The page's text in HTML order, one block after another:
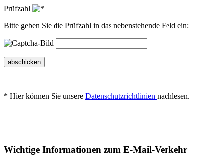
Prüfzahl
Bitte geben Sie die Prüfzahl in das nebenstehende Feld ein:
abschicken
* Hier können Sie unsere Datenschutzrichtlinien nachlesen.
Wichtige Informationen zum E-Mail-Verkehr